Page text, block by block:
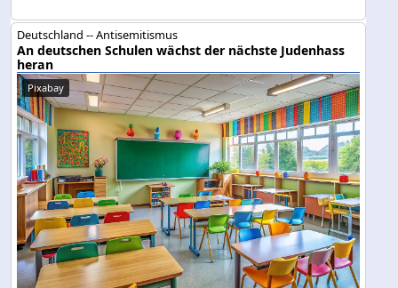
Deutschland -- Antisemitismus
An deutschen Schulen wächst der nächste Judenhass
heran
Pixabay